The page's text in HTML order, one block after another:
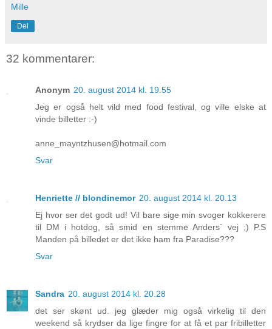
Mille
Del
32 kommentarer:
Anonym 20. august 2014 kl. 19.55
Jeg er også helt vild med food festival, og ville elske at
vinde billetter :-)
anne_mayntzhusen@hotmail.com
Svar
Henriette // blondinemor 20. august 2014 kl. 20.13
Ej hvor ser det godt ud! Vil bare sige min svoger kokkerere
til DM i hotdog, så smid en stemme Anders` vej ;) P.S
Manden på billedet er det ikke ham fra Paradise???
Svar
Sandra 20. august 2014 kl. 20.28
det ser skønt ud. jeg glæder mig også virkelig til den
weekend så krydser da lige fingre for at få et par fribilletter